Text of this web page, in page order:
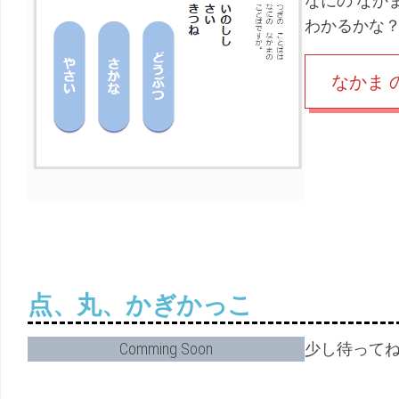
わかるかな？
なかま
点、丸、かぎかっこ
Comming Soon 少し待ってね